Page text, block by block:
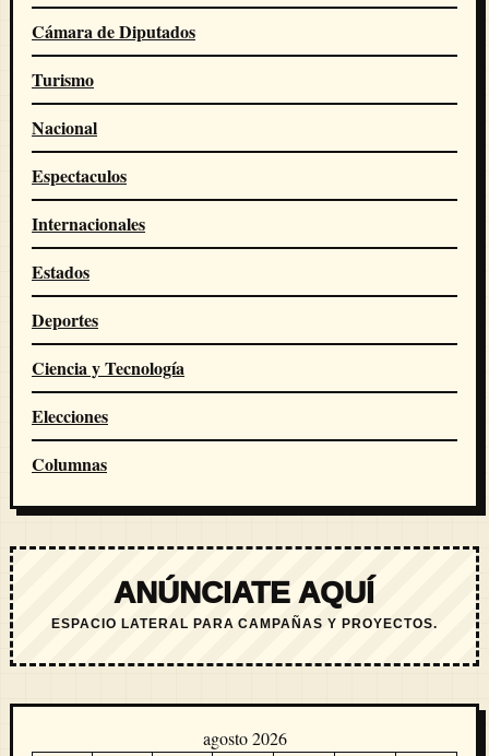
Cámara de Diputados
Turismo
Nacional
Espectaculos
Internacionales
Estados
Deportes
Ciencia y Tecnología
Elecciones
Columnas
ANÚNCIATE AQUÍ
ESPACIO LATERAL PARA CAMPAÑAS Y PROYECTOS.
agosto 2026